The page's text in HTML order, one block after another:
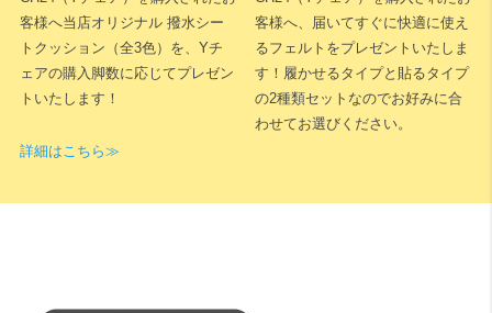
客様へ当店オリジナル 撥水シー
トクッション（全3色）を、Yチ
ェアの購入脚数に応じてプレゼン
トいたします！
詳細はこちら≫
客様へ、届いてすぐに快適に使え
るフェルトをプレゼントいたしま
す！履かせるタイプと貼るタイプ
の2種類セットなのでお好みに合
わせてお選びください。